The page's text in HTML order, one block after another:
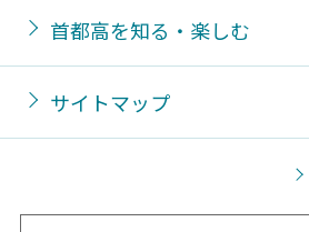
首都高を知る・楽しむ
サイトマップ